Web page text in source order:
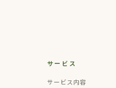
サービス
サービス内容